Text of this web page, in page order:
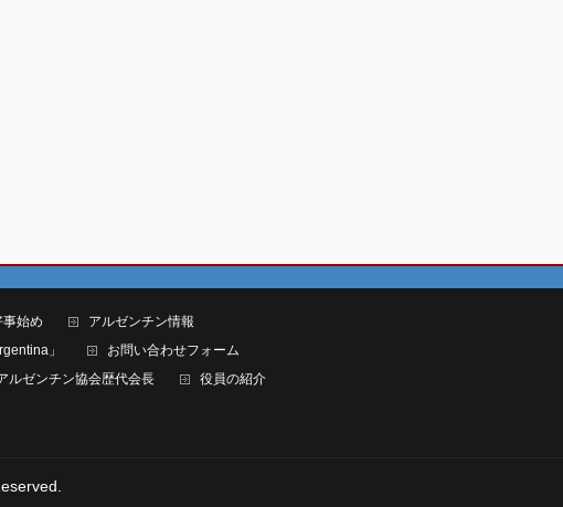
始め
アルゼンチン情報
」
お問い合わせフォーム
ルゼンチン協会歴代会長
役員の紹介